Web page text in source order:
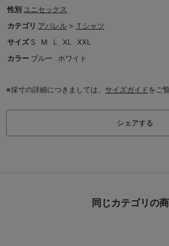
性別 ユニセックス
カテゴリ アパレル > Ｔシャツ
サイズ S M L XL
XXL
カラー ブルー ホワイト
※採寸の詳細につきましては、 サイズガイドをご
シェアする
同じカテゴリの